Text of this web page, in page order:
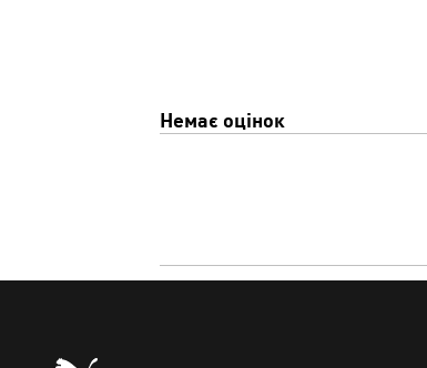
Немає оцінок